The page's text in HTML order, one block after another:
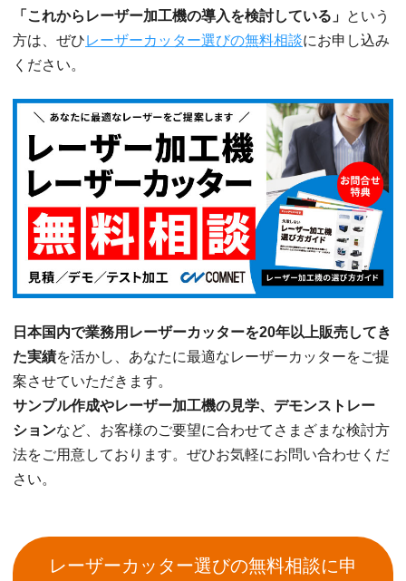
「これからレーザー加工機の導入を検討している」 という
方は、ぜひレーザーカッター選びの無料相談にお申し込み
ください。
日本国内で業務用レーザーカッターを20年以上販売してき
た実績を活かし、あなたに最適なレーザーカッターをご提
案させていただきます。
サンプル作成やレーザー加工機の見学、デモンストレー
ションなど、お客様のご要望に合わせてさまざまな検討方
法をご用意しております。ぜひお気軽にお問い合わせくだ
さい。
レーザーカッター選びの無料相談に申